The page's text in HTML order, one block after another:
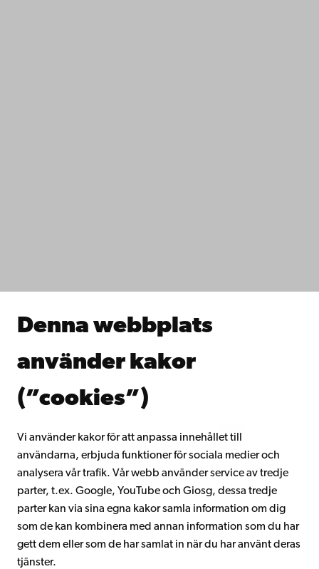
Denna webbplats
använder kakor
(”cookies”)
Vi använder kakor för att anpassa innehållet till
användarna, erbjuda funktioner för sociala medier och
analysera vår trafik. Vår webb använder service av tredje
parter, t.ex. Google, YouTube och Giosg, dessa tredje
parter kan via sina egna kakor samla information om dig
som de kan kombinera med annan information som du har
gett dem eller som de har samlat in när du har använt deras
tjänster.
Samarbeta med oss
Kontinuerligt lärande
Gå med i Åbo Akademis alumnnätverk
Intranätet
Facebook InstagramYouTube LinkedIn Blog Snapchat